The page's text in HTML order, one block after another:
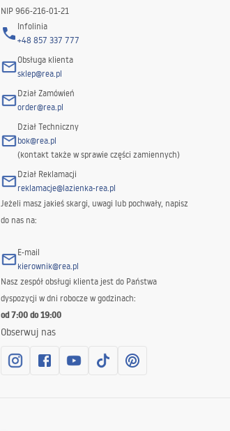
NIP 966-216-01-21
Infolinia
+48 857 337 777
Obsługa klienta
sklep@rea.pl
Dział Zamówień
order@rea.pl
Dział Techniczny
bok@rea.pl
(kontakt także w sprawie części zamiennych)
Dział Reklamacji
reklamacje@lazienka-rea.pl
Jeżeli masz jakieś skargi, uwagi lub pochwały, napisz
do nas na:
E-mail
kierownik@rea.pl
Nasz zespół obsługi klienta jest do Państwa
dyspozycji w dni robocze w godzinach:
od 7:00 do 19:00
Obserwuj nas